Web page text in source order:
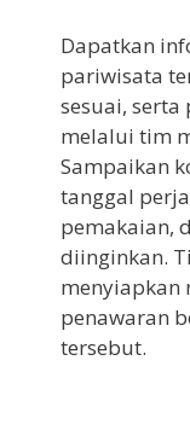
Dapatkan
pariwisata
sesuai,
melalui tim
Sampaikan
tanggal
pemakaian,
diinginkan.
menyiapkan
penawaran
tersebut.